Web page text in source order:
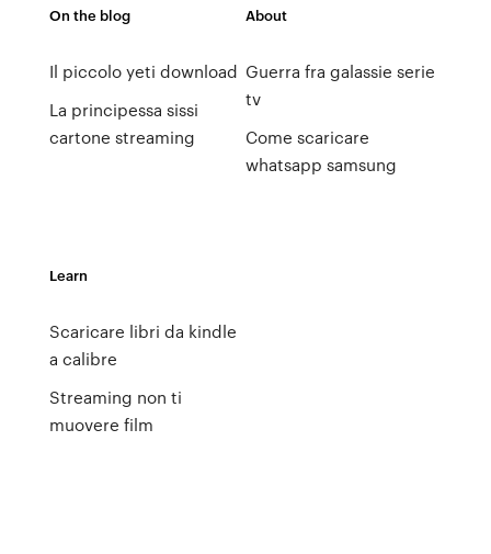
On the blog
Il piccolo yeti download
La principessa sissi
cartone streaming
About
Guerra fra galassie serie
tv
Come scaricare
whatsapp samsung
Learn
Scaricare libri da kindle
a calibre
Streaming non ti
muovere film